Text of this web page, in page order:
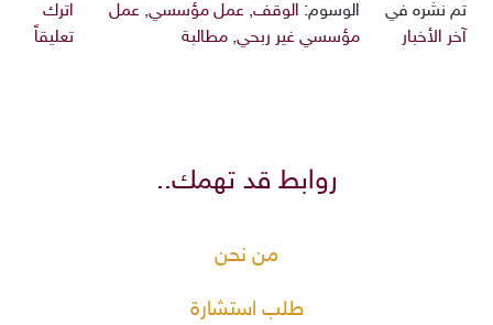
تم نشره في
آخر الأخبار
الوسوم: الوقف, عمل مؤسسي, عمل
مؤسسي غير ربحي, مطالبة
اترك
تعليقاً
روابط قد تهمك..
من نحن
طلب استشارة